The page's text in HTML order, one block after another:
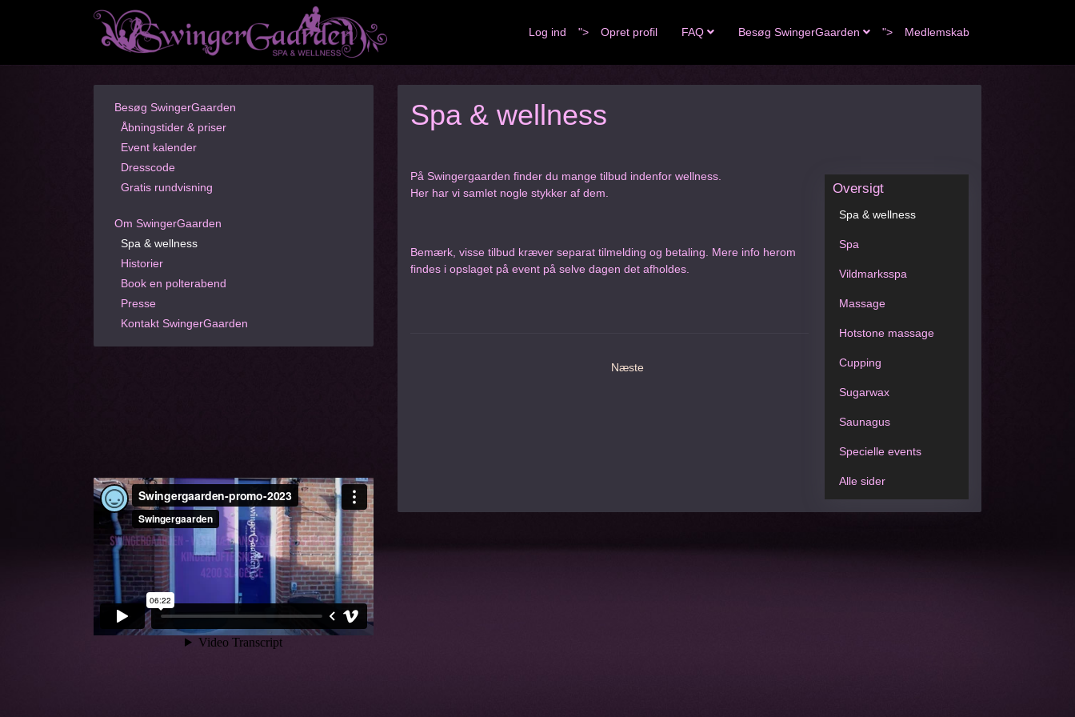
Log ind "> Opret profil FAQ Besøg SwingerGaarden "> Medlemskab
Besøg SwingerGaarden
Åbningstider & priser
Event kalender
Dresscode
Gratis rundvisning
Om SwingerGaarden
Spa & wellness
Historier
Book en polterabend
Presse
Kontakt SwingerGaarden
Spa & wellness
Oversigt
Spa & wellness
Spa
Vildmarksspa
Massage
Hotstone massage
Cupping
Sugarwax
Saunagus
Specielle events
Alle sider
På Swingergaarden finder du mange tilbud indenfor wellness.
Her har vi samlet nogle stykker af dem.
Bemærk, visse tilbud kræver separat tilmelding og betaling. Mere info herom
findes i opslaget på event på selve dagen det afholdes.
Næste